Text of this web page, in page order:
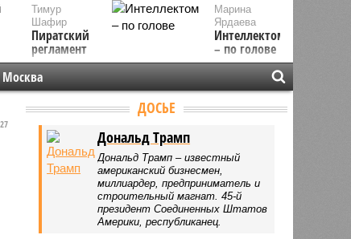
Марина
Ярдаева
Интеллектом
– по голове
Тимур
Шафир
Пиратский
регламент
Москва
ДОСЬЕ
Дональд Трамп
Дональд Трамп – известный
американский бизнесмен,
миллиардер, предприниматель и
строительный магнат. 45-й
президент Соединенных Штатов
Америки, республиканец.